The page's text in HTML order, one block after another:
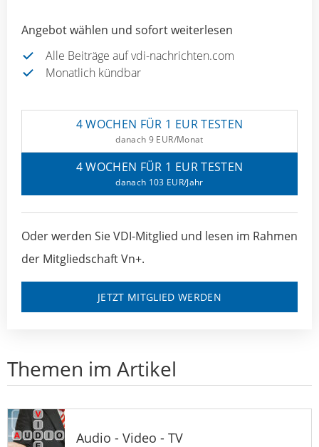
Angebot wählen und sofort weiterlesen
Alle Beiträge auf vdi-nachrichten.com
Monatlich kündbar
4 WOCHEN FÜR 1 EUR TESTEN
danach 9 EUR/Monat
4 WOCHEN FÜR 1 EUR TESTEN
danach 103 EUR/Jahr
Oder werden Sie VDI-Mitglied und lesen im Rahmen
der Mitgliedschaft Vn+.
JETZT MITGLIED WERDEN
Themen im Artikel
Audio - Video - TV